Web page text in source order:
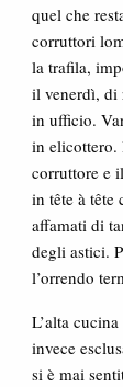
quel che
corruttori
la trafila,
il venerdì, di
in ufficio.
in elicottero.
corruttore e
in tête à
affamati di
degli astici.
l’orrendo
L’alta
invece
si è mai